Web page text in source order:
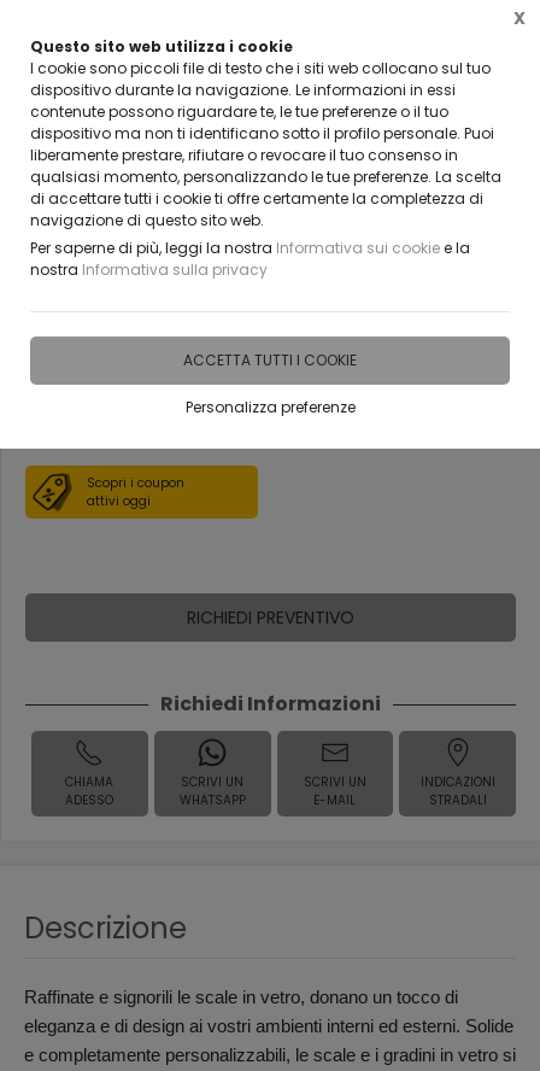
Questo sito web utilizza i cookie
I cookie sono piccoli file di testo che i siti web collocano sul tuo
dispositivo durante la navigazione. Le informazioni in essi
contenute possono riguardare te, le tue preferenze o il tuo
dispositivo ma non ti identificano sotto il profilo personale. Puoi
liberamente prestare, rifiutare o revocare il tuo consenso in
qualsiasi momento, personalizzando le tue preferenze. La scelta
di accettare tutti i cookie ti offre certamente la completezza di
navigazione di questo sito web.
Per saperne di più, leggi la nostra Informativa sui cookiee la
nostra Informativa sulla privacy
ACCETTA TUTTI I COOKIE
Personalizza preferenze
X
VUOI DIVENTARE UN NOSTRO RIVENDITORE?
CONTATTACI
Home Vetreria Scale in Vetro
Scale in vetro STRATIFICATO
BELLINVETRO
Scopri i coupon
attivi oggi
RICHIEDI PREVENTIVO
Richiedi Informazioni
CHIAMA
ADESSO
SCRIVI UN
WHATSAPP
SCRIVI UN
E-MAIL
INDICAZIONI
STRADALI
Descrizione
Raffinate e signorili le scale in vetro, donano un tocco di
eleganza e di design ai vostri ambienti interni ed esterni. Solide
e completamente personalizzabili, le scale e i gradini in vetro si